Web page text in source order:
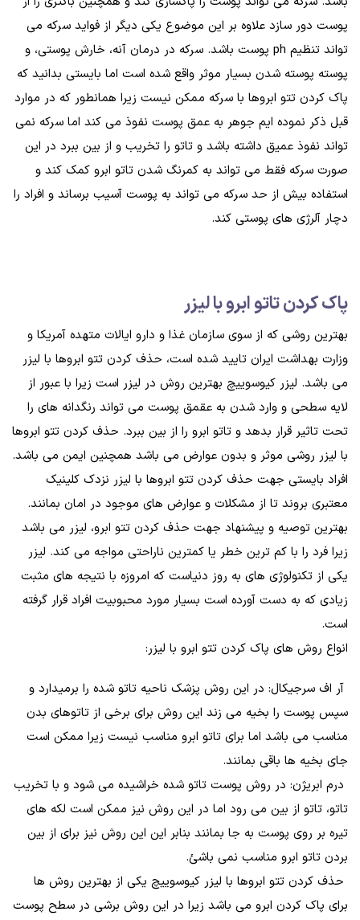
پوست دور سازد علاوه بر این موضوع یکی دیگر از فواید سرکه می
تواند تنظیم ph پوست باشد. سرکه در درمان آنه، خارش پوستی، و
پوسته پوسته شدن بسیار موثر واقع شده است اما بایستی بدانید که
پاک کردن تتو ابروها با سرکه ممکن نیست زیرا همانطور که در موارد
قبل ذکر نموده ایم جوهر به عمق پوست نفوذ می کند اما سرکه نمی
تواند نفوذ عمیق داشته باشد و تاتو را تخریب و از بین ببرد در این
صورت سرکه فقط می تواند به کمرنگ شدن تاتو ابرو کمک کند و
استفاده بیش از حد سرکه می تواند به پوست آسیب برساند و افراد را
دچار آلرژی های پوستی کند.
پاک کردن تاتو ابرو با لیزر
بهترین روشی که از سوی سازمان غذا و دارو ایالات متهده آمریکا و
وزارت بهداشت ایران تایید شده است، حذف کردن تتو ابروها با لیزر
می باشد. لیزر کیوسوییچ بهترین روش در لیزر است زیرا با عبور از
لایه سطحی و وارد شدن به عقمق پوست می تواند رنگدانه های را
تحت تاثیر قرار بدهد و تاتو ابرو را از بین ببرد. حذف کردن تتو ابروها
با لیزر روشی موثر و بدون عوارض می باشد همچنین ایمن می باشد.
افراد بایستی جهت حذف کردن تتو ابروها با لیزر نزدک کلینیک
معتبری بروند تا از مشکلات و عوارض های موجود در امان بمانند.
بهترین توصیه و پیشنهاد جهت حذف کردن تتو ابرو، لیزر می باشد
زیرا فرد را با کم ترین خطر یا کمترین ناراحتی مواجه می کند. لیزر
یکی از تکنولوژی های به روز دنیاست که امروزه با نتیجه های مثبت
زیادی که به دست آورده است بسیار مورد محبوبیت افراد قرار گرفته
است.
انواع روش های پاک کردن تتو ابرو با لیزر:
آر اف سرجیکال: در این روش پزشک ناحیه تاتو شده را برمیدارد و
سپس پوست را بخیه می زند این روش برای برخی از تاتوهای بدن
مناسب می باشد اما برای تاتو ابرو مناسب نیست زیرا ممکن است
جای بخیه ها باقی بمانند.
درم ابریژن: در روش پوست تاتو شده خراشیده می شود و با تخریب
تاتو، تاتو از بین می رود اما در این روش نیز ممکن است لکه های
تیره بر روی پوست به جا بمانند بنابر این این روش نیز برای از بین
بردن تاتو ابرو مناسب نمی باشئ.
حذف کردن تتو ابروها با لیزر کیوسوییچ یکی از بهترین روش ها
برای پاک کردن ابرو می باشد زیرا در این روش برشی در سطح پوست